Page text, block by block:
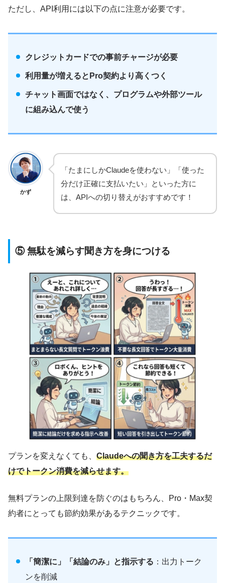
ただし、API利用には以下の点に注意が必要です。
クレジットカードでの事前チャージが必要
利用量が増えるとPro契約より高くつく
チャット画面ではなく、プログラムや外部ツール
に組み込んで使う
かず
「たまにしかClaudeを使わない」「使った
分だけ正確に支払いたい」といった方に
は、APIへの切り替えがおすすめです！
⑤ 無駄を減らす聞き方を身につける
プランを変えなくても、 Claudeへの聞き方を工夫するだ
けでトークン消費を減らせます。
無料プランの上限到達を防ぐのはもちろん、Pro・Max契
約者にとっても節約効果があるテクニックです。
「簡潔に」「結論のみ」と指示する ：出力トーク
ンを削減